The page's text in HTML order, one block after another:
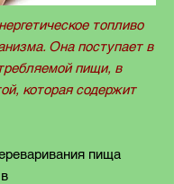
топливо
Она поступает в
пищи, в
которая содержит
пища